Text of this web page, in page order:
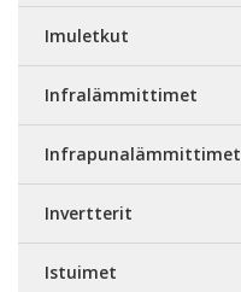
Imuletkut
Infralämmittimet
Infrapunalämmittimet
Invertterit
Istuimet